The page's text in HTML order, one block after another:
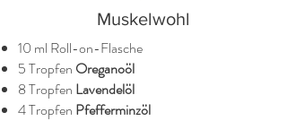
Muskelwohl
10 ml Roll-on-Flasche
5 Tropfen Oreganoöl
8 Tropfen Lavendelöl
4 Tropfen Pfefferminzöl